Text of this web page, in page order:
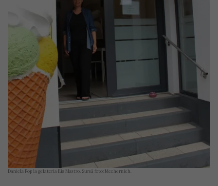
Daniela Pop la gelateria Eis Mastro. Sursă foto: Mechernich.